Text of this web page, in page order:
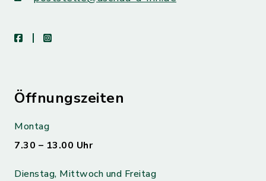
facebookinstagram
Öffnungszeiten
Montag
7.30 – 13.00 Uhr
Dienstag, Mittwoch und Freitag